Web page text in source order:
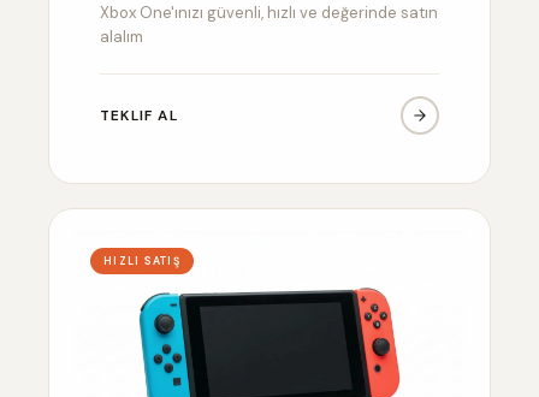
Xbox One'ınızı güvenli, hızlı ve değerinde satın
alalım
TEKLIF AL
HIZLI SATIŞ